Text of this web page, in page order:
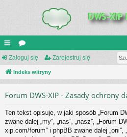
UI
C
IN
K
or
a
Zaloguj się Zarejestruj się
Indeks witryny
Forum DWS-XIP - Zasady ochrony
Ten tekst opisuje, w jaki sposób „Forum
zwane dalej „my”, „nas”, „nasz”, „Forum
xip.com/forum” i phpBB zwane dalej „oni”,